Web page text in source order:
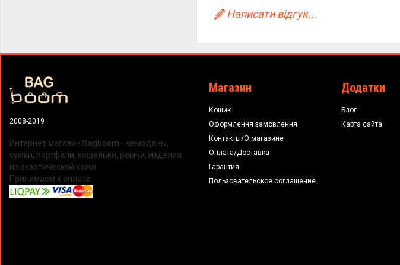
Написати відгук...
2008-2019
Интернет магазин Bagboom - чемоданы,
сумки, портфели, кошельки, ремни, изделия
из экзотической кожи.
Принимаем к оплате:
Магазин
Кошик
Оформлення замовлення
Контакты/О магазине
Оплата/Доставка
Гарантия
Пользовательское соглашение
Додатки
Блог
Карта сайта